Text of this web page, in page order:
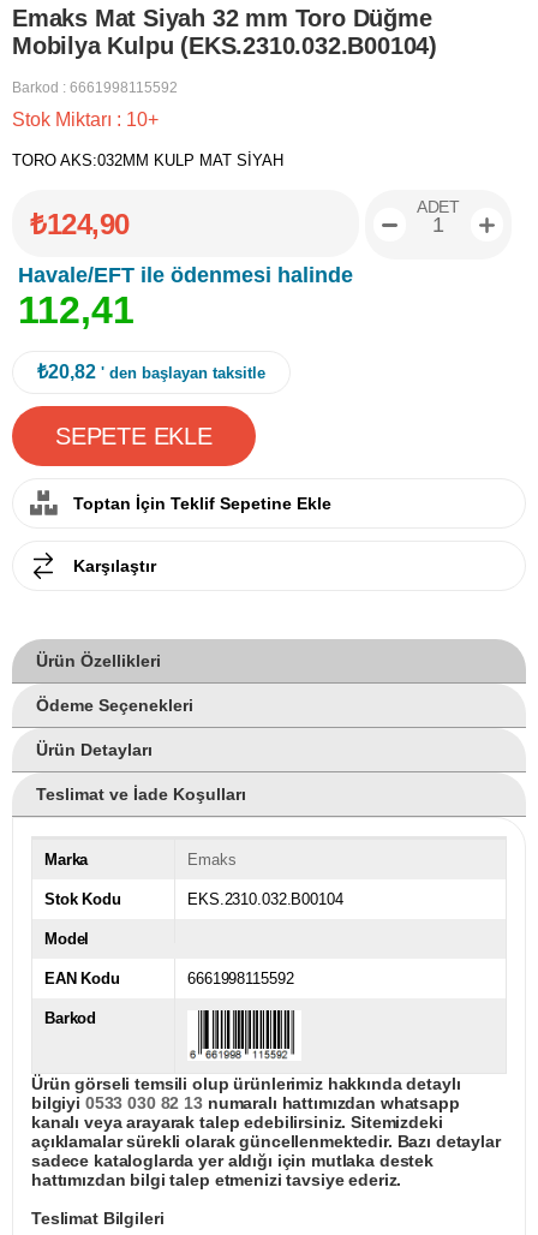
Emaks Mat Siyah 32 mm Toro Düğme
Mobilya Kulpu (EKS.2310.032.B00104)
Barkod : 6661998115592
Stok Miktarı : 10+
TORO AKS:032MM KULP MAT SİYAH
₺124,90
Havale/EFT ile ödenmesi halinde
112,41
ADET
₺20,82 ' den başlayan taksitle
Toptan İçin Teklif Sepetine Ekle
Karşılaştır
Ürün Özellikleri
Ödeme Seçenekleri
Ürün Detayları
Teslimat ve İade Koşulları
Marka Emaks
Stok Kodu EKS.2310.032.B00104
Model
EAN Kodu 6661998115592
Barkod
Ürün görseli temsili olup ürünlerimiz hakkında detaylı
bilgiyi 0533 030 82 13numaralı hattımızdan whatsapp
kanalı veya arayarak talep edebilirsiniz. Sitemizdeki
açıklamalar sürekli olarak güncellenmektedir. Bazı detaylar
sadece kataloglarda yer aldığı için mutlaka destek
hattımızdan bilgi talep etmenizi tavsiye ederiz.
Teslimat Bilgileri